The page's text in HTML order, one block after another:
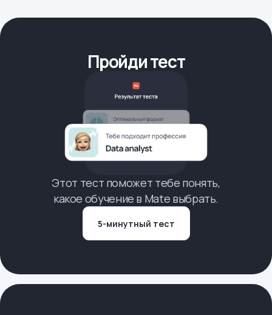
Пройди тест
Этот тест поможет тебе понять,
какое обучение в Mate выбрать.
5-минутный тест